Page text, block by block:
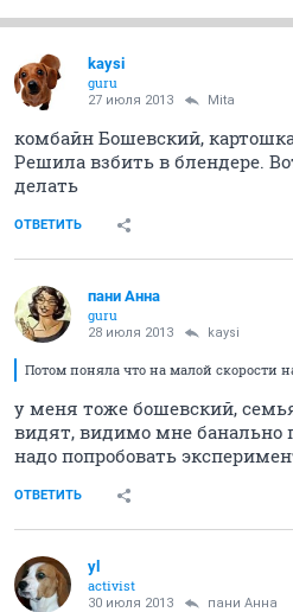
kaysi
guru
27 июля 2013 Mita
комбайн Бошевский,
Решила взбить в блендере.
делать
ОТВЕТИТЬ
пани Анна
guru
28 июля 2013 kaysi
Потом поняла что на малой скорости
у меня тоже бошевский,
видят, видимо мне банально
надо попробовать
ОТВЕТИТЬ
yl
activist
30 июля 2013 пани Анна